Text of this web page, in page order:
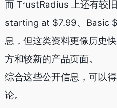
而 TrustRadius 上还有较
starting at $7.99、Basic
息，但这类资料更像历史
方和较新的产品页面。
综合这些公开信息，可以
论。